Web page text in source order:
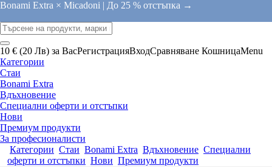
Bonami Extra × Micadoni | До 25 % отстъпка →
10 € (20 Лв) за ВасРегистрацияВходСравняване КошницаMenu
Категории
Стаи
Bonami Extra
Вдъхновение
Специални оферти и отстъпки
Нови
Премиум продукти
За професионалисти
Категории Стаи Bonami Extra Вдъхновение Специални
оферти и отстъпки Нови Премиум продукти